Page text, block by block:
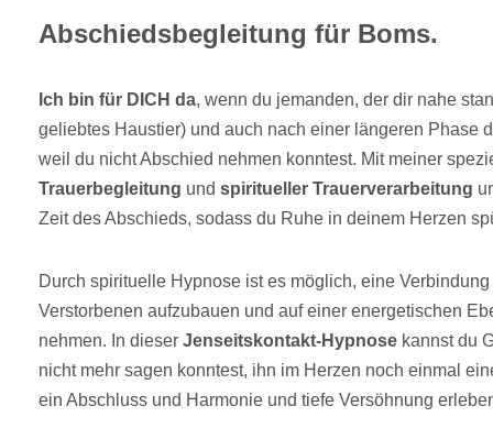
Abschiedsbegleitung für Boms.
Ich bin für DICH da, wenn du jemanden, der dir nahe
geliebtes Haustier) und auch nach einer längeren Phase
weil du nicht Abschied nehmen konntest. Mit meiner
Trauerbegleitung und spiritueller Trauerverarbeitung
Zeit des Abschieds, sodass du Ruhe in deinem Herzen
Durch spirituelle Hypnose ist es möglich, eine
Verstorbenen aufzubauen und auf einer energetischen
nehmen. In dieser Jenseitskontakt-Hypnose kannst du
nicht mehr sagen konntest, ihn im Herzen noch einmal
ein Abschluss und Harmonie und tiefe Versöhnung